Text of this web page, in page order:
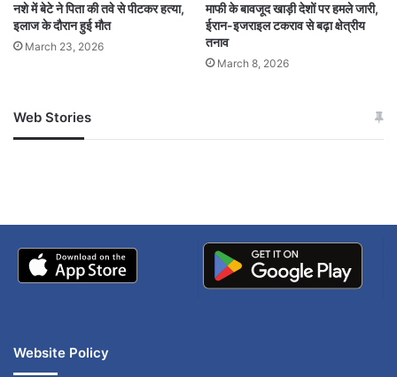
नशे में बेटे ने पिता की तवे से पीटकर हत्या,
इलाज के दौरान हुई मौत
March 23, 2026
माफी के बावजूद खाड़ी देशों पर हमले जारी,
ईरान-इजराइल टकराव से बढ़ा क्षेत्रीय
तनाव
March 8, 2026
Web Stories
जम्मू-कश्मीर में बारिश से
अपडेट
खाई में धक्का… आरोपियों ने
Website Policy